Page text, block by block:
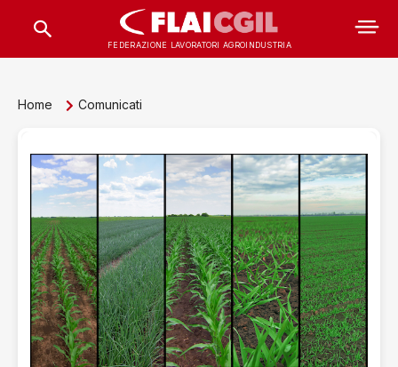
FEDERAZIONE LAVORATORI AGROINDUSTRIA
Home Comunicati